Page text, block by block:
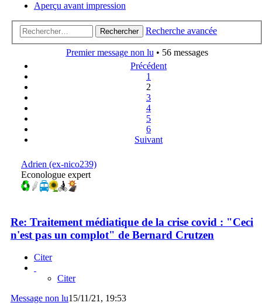
Aperçu avant impression
Rechercher Recherche avancée
Premier message non lu • 56 messages
Précédent
1
2
3
4
5
6
Suivant
Adrien (ex-nico239)
Econologue expert
Re: Traitement médiatique de la crise covid : "Ceci
n'est pas un complot" de Bernard Crutzen
Citer
Citer
Message non lu15/11/21, 19:53